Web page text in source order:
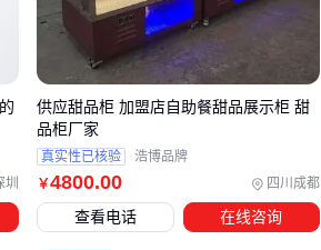
缩机比定频更适合需要频繁开门的场景
础参数表里，但会直接影响甜品保存状
如何匹配不同商用场景需求？
景适配性，不同经营场景对温度控
有差异化需求。
圳 ￥4800.00 四川成都
供应甜品柜 加盟店自助餐甜品展示柜 甜
品柜厂家
真实性已核验 浩博品牌
查看电话 在线咨询